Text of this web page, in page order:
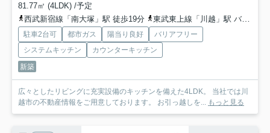
81.77㎡ (4LDK) /予定
西武新宿線「南大塚」駅 徒歩19分
東武東上線「川越」駅 バス9分 西武バス「南大塚東」 停歩11分
駐車2台可 都市ガス 陽当り良好
バリアフリー
システムキッチン
カウンターキッチン
新築
広々としたリビングに充実設備のキッチンを備えた4LDK。 当社では川
越市の不動産情報をご用意しております。 お引っ越しを... もっと見る